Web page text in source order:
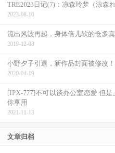
TRE2023日记(7)：凉森玲梦（涼森
2023-08-10
流出风波再起，身体倍儿软的仓多真
2019-12-08
小野夕子引退，新作品封面被修改！
2020-04-19
[IPX-777]不可以谈办公室恋爱 但
你享用
2021-11-13
文章归档